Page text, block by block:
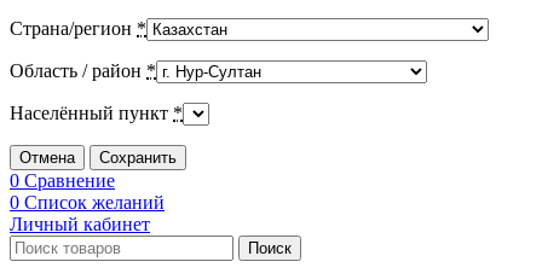
Страна/регион *
Область / район *
Населённый пункт *
Отмена Сохранить
0 Сравнение
0 Список желаний
Личный кабинет
Поиск